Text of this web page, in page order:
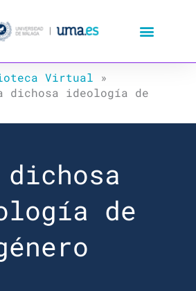
Virtual »
dichosa ideología de
dichosa
de